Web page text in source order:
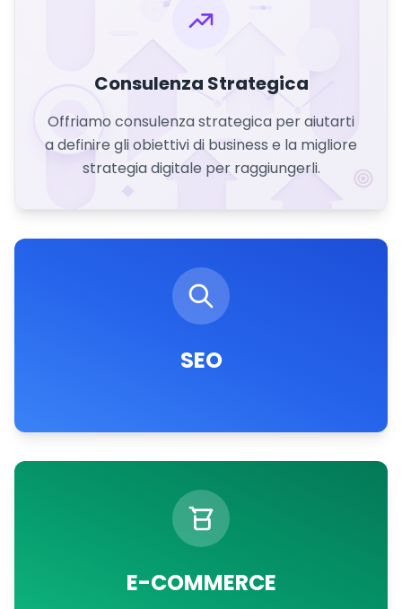
Consulenza Strategica
Offriamo consulenza strategica per aiutarti
a definire gli obiettivi di business e la migliore
strategia digitale per raggiungerli.
SEO
E-COMMERCE